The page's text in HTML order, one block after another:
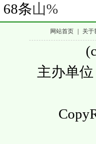
68条山%
网站首页 关于
主办单